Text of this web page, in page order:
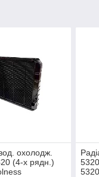
охолодж.
(4-х рядн.)